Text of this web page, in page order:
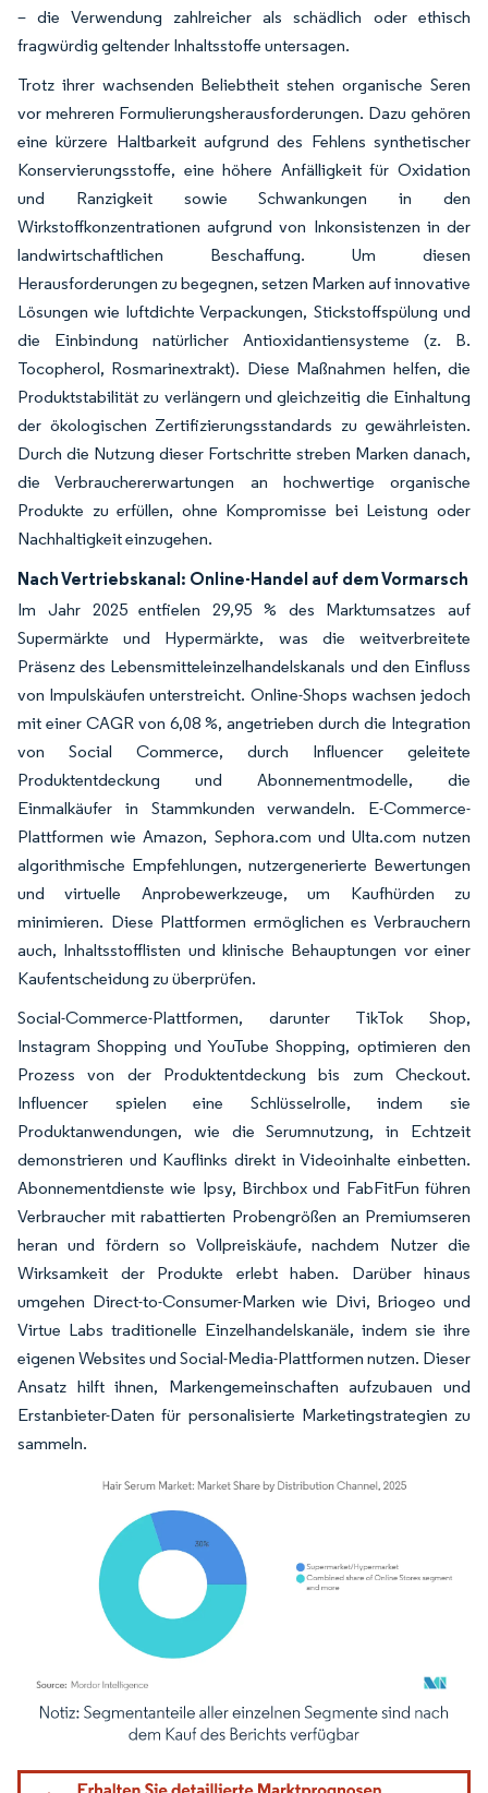
– die Verwendung zahlreicher als schädlich oder ethisch
fragwürdig geltender Inhaltsstoffe untersagen.
Trotz ihrer wachsenden Beliebtheit stehen organische Seren
vor mehreren Formulierungsherausforderungen. Dazu gehören
eine kürzere Haltbarkeit aufgrund des Fehlens synthetischer
Konservierungsstoffe, eine höhere Anfälligkeit für Oxidation
und Ranzigkeit sowie Schwankungen in den
Wirkstoffkonzentrationen aufgrund von Inkonsistenzen in der
landwirtschaftlichen Beschaffung. Um diesen
Herausforderungen zu begegnen, setzen Marken auf innovative
Lösungen wie luftdichte Verpackungen, Stickstoffspülung und
die Einbindung natürlicher Antioxidantiensysteme (z. B.
Tocopherol, Rosmarinextrakt). Diese Maßnahmen helfen, die
Produktstabilität zu verlängern und gleichzeitig die Einhaltung
der ökologischen Zertifizierungsstandards zu gewährleisten.
Durch die Nutzung dieser Fortschritte streben Marken danach,
die Verbrauchererwartungen an hochwertige organische
Produkte zu erfüllen, ohne Kompromisse bei Leistung oder
Nachhaltigkeit einzugehen.
Nach Vertriebskanal: Online-Handel auf dem Vormarsch
Im Jahr 2025 entfielen 29,95 % des Marktumsatzes auf
Supermärkte und Hypermärkte, was die weitverbreitete
Präsenz des Lebensmitteleinzelhandelskanals und den Einfluss
von Impulskäufen unterstreicht. Online-Shops wachsen jedoch
mit einer CAGR von 6,08 %, angetrieben durch die Integration
von Social Commerce, durch Influencer geleitete
Produktentdeckung und Abonnementmodelle, die
Einmalkäufer in Stammkunden verwandeln. E-Commerce-
Plattformen wie Amazon, Sephora.com und Ulta.com nutzen
algorithmische Empfehlungen, nutzergenerierte Bewertungen
und virtuelle Anprobewerkzeuge, um Kaufhürden zu
minimieren. Diese Plattformen ermöglichen es Verbrauchern
auch, Inhaltsstofflisten und klinische Behauptungen vor einer
Kaufentscheidung zu überprüfen.
Social-Commerce-Plattformen, darunter TikTok Shop,
Instagram Shopping und YouTube Shopping, optimieren den
Prozess von der Produktentdeckung bis zum Checkout.
Influencer spielen eine Schlüsselrolle, indem sie
Produktanwendungen, wie die Serumnutzung, in Echtzeit
demonstrieren und Kauflinks direkt in Videoinhalte einbetten.
Abonnementdienste wie Ipsy, Birchbox und FabFitFun führen
Verbraucher mit rabattierten Probengrößen an Premiumseren
heran und fördern so Vollpreiskäufe, nachdem Nutzer die
Wirksamkeit der Produkte erlebt haben. Darüber hinaus
umgehen Direct-to-Consumer-Marken wie Divi, Briogeo und
Virtue Labs traditionelle Einzelhandelskanäle, indem sie ihre
eigenen Websites und Social-Media-Plattformen nutzen. Dieser
Ansatz hilft ihnen, Markengemeinschaften aufzubauen und
Erstanbieter-Daten für personalisierte Marketingstrategien zu
sammeln.
Bild © Mordor Intelligence. Wiederverwendung erfordert Namensnennung